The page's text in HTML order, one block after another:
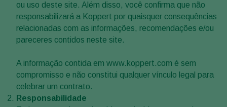
ou uso deste site. Além disso, você confirma que não
responsabilizará a Koppert por quaisquer consequências
relacionadas com as informações, recomendações e/ou
pareceres contidos neste site.
A informação contida em www.koppert.com é sem
compromisso e não constitui qualquer vínculo legal para
celebrar um contrato.
Responsabilidade